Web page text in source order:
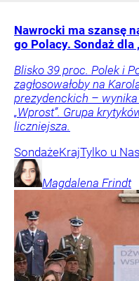
Nawrocki ma szansę
go Polacy. Sondaż dla
Blisko 39 proc. Polek i
zagłosowałoby na
prezydenckich –
„Wprost”. Grupa
liczniejsza.
SondażeKrajTylko u Nas
Magdalena Frindt